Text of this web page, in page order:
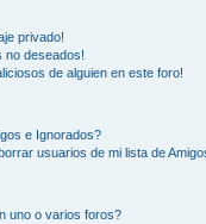
privado!
no deseados!
de alguien en este foro!
e Ignorados?
usuarios de mi lista de
uno o varios foros?